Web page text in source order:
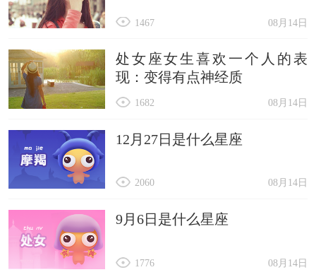
08月14日
1467
处女座女生喜欢一个人的表
现：变得有点神经质
08月14日
1682
12月27日是什么星座
08月14日
2060
9月6日是什么星座
08月14日
1776